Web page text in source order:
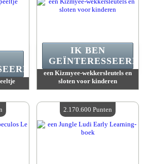
:4
een Kizmyee-wekkersleutels en
sloten voor kinderen
Beschikbare hoeveelheid :4
IK BEN
GEÏNTERESSEERD.
2.170.600 Punten